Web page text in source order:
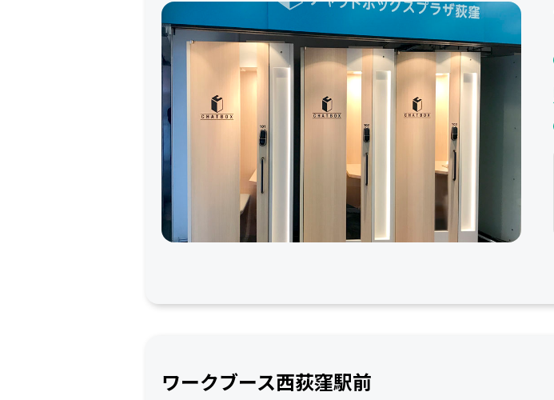
ワークブース西荻窪駅前